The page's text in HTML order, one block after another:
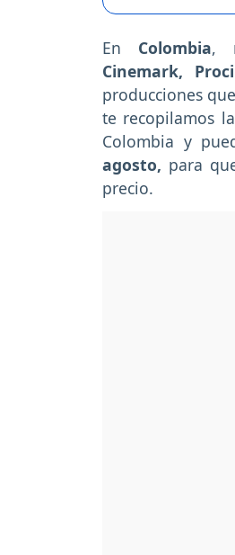
En Colombia,
Cinemark,
producciones
te recopilamos
Colombia y
agosto, para
precio.